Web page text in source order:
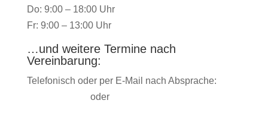
Do: 9:00 – 18:00 Uhr
Fr: 9:00 – 13:00 Uhr
…und weitere Termine nach
Vereinbarung:
Telefonisch oder per E-Mail nach Absprache:
oder